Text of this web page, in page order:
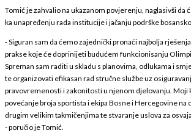
Tomić je zahvalio na ukazanom povjerenju, naglasivši da
ka unapređenju rada institucije i jačanju podrške
- Siguran sam da ćemo zajednički pronaći najbolja
prakse koje će doprinijeti budućem funkcionisanju
Spreman sam raditi u skladu s planovima, odlukama i
te organizovati efikasan rad stručne službe uz
pravovremenosti i zakonitosti u njenom djelovanju. Moji
povećanje broja sportista i ekipa Bosne i Hercegovine na
drugim velikim takmičenjima te stvaranje uslova za
- poručio je Tomić.